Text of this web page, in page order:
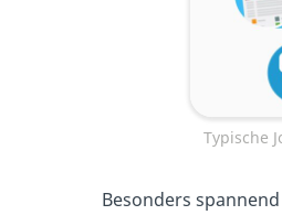
Typische
Besonders